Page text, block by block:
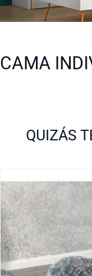
CAMA
QUIZÁS